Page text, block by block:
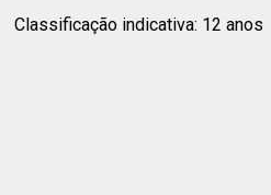
Classificação indicativa: 12 anos